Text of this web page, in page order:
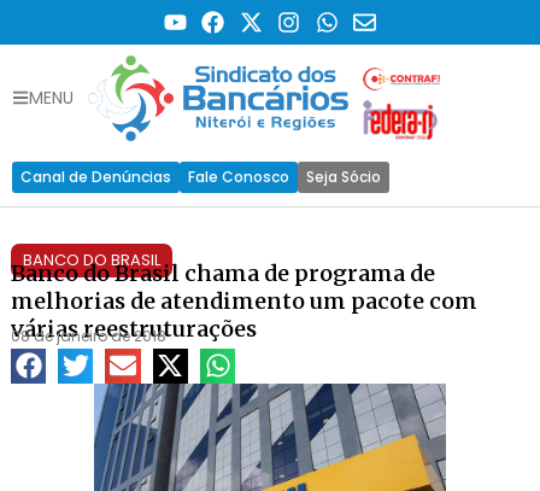
MENU
Canal de Denúncias Fale Conosco Seja Sócio
BANCO DO BRASIL
Banco do Brasil chama de programa de
melhorias de atendimento um pacote com
várias reestruturações
08 de janeiro de 2018